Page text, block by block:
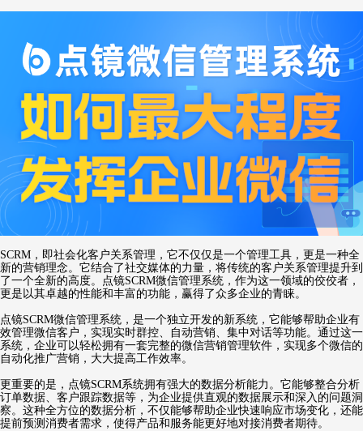
SCRM，即社会化客户关系管理，它不仅仅是一个管理工具，更是一种全
新的营销理念。它结合了社交媒体的力量，将传统的客户关系管理提升到
了一个全新的高度。点镜SCRM微信管理系统，作为这一领域的佼佼者，
更是以其卓越的性能和丰富的功能，赢得了众多企业的青睐。
点镜SCRM微信管理系统，是一个独立开发的新系统，它能够帮助企业有
效管理微信客户，实现实时群控、自动营销、集中对话等功能。通过这一
系统，企业可以轻松拥有一套完整的微信营销管理软件，实现多个微信的
自动化推广营销，大大提高工作效率。
更重要的是，点镜SCRM系统拥有强大的数据分析能力。它能够整合分析
订单数据、客户跟踪数据等，为企业提供直观的数据展示和深入的问题洞
察。这种全方位的数据分析，不仅能够帮助企业快速响应市场变化，还能
提前预测消费者需求，使得产品和服务能更好地对接消费者期待。